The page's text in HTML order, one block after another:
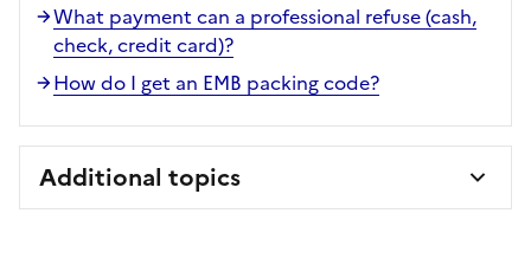
What payment can a professional refuse (cash,
check, credit card)?
How do I get an EMB packing code?
Additional topics